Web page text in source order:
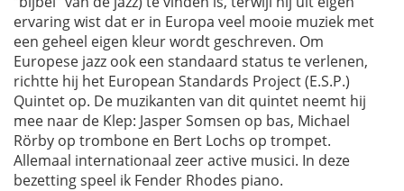
ervaring wist dat er in Europa veel mooie muziek met
een geheel eigen kleur wordt geschreven. Om
Europese jazz ook een standaard status te verlenen,
richtte hij het European Standards Project (E.S.P.)
Quintet op. De muzikanten van dit quintet neemt hij
mee naar de Klep: Jasper Somsen op bas, Michael
Rörby op trombone en Bert Lochs op trompet.
Allemaal internationaal zeer active musici. In deze
bezetting speel ik Fender Rhodes piano.